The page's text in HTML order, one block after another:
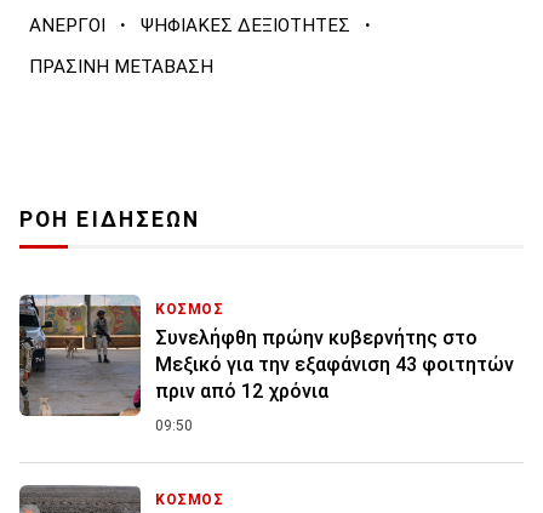
ΑΝΕΡΓΟΙ · ΨΗΦΙΑΚΕΣ ΔΕΞΙΟΤΗΤΕΣ ·
ΠΡΑΣΙΝΗ ΜΕΤΑΒΑΣΗ
ΡΟΗ ΕΙΔΗΣΕΩΝ
ΚΟΣΜΟΣ
Συνελήφθη πρώην κυβερνήτης στο
Μεξικό για την εξαφάνιση 43 φοιτητών
πριν από 12 χρόνια
09:50
ΚΟΣΜΟΣ